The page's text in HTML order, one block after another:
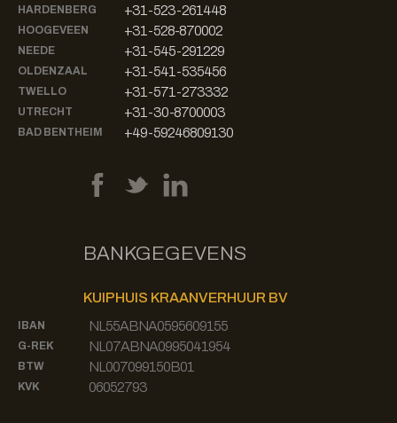
HARDENBERG +31-523-261448
HOOGEVEEN +31-528-870002
NEEDE +31-545-291229
OLDENZAAL +31-541-535456
TWELLO +31-571-273332
UTRECHT +31-30-8700003
BAD BENTHEIM +49-59246809130
BANKGEGEVENS
KUIPHUIS KRAANVERHUUR BV
IBAN NL55ABNA0595609155
G-REK NL07ABNA0995041954
BTW NL007099150B01
KVK 06052793